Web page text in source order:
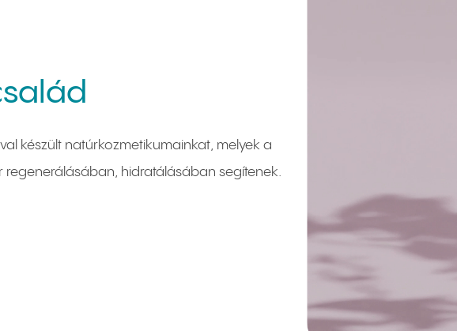
készült natúrkozmetikumainkat, melyek a
regenerálásában, hidratálásában segítenek.